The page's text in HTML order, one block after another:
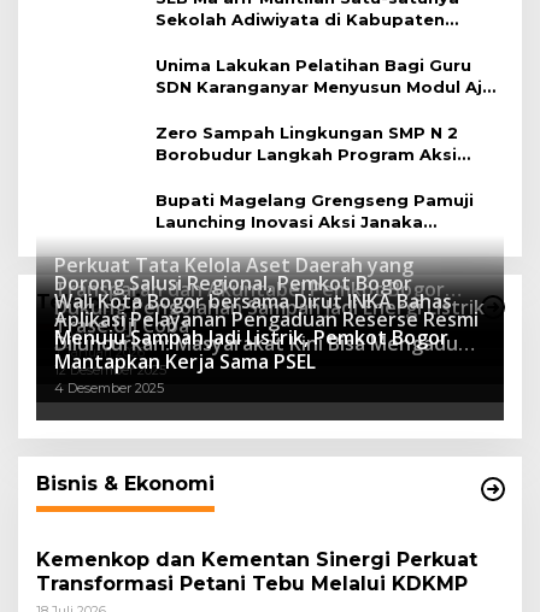
Sekolah Adiwiyata di Kabupaten
Unima Lakukan Pelatihan Bagi Guru
SDN Karanganyar Menyusun Modul Ajar
Zero Sampah Lingkungan SMP N 2
Borobudur Langkah Program Aksi
Bupati Magelang Grengseng Pamuji
Launching Inovasi Aksi Janaka
Program Sekolah Adiwiyata
Teknologi
Perkuat Tata Kelola Aset Daerah yang
Transparan dan Akuntabel Pemkot Bogor
Luncurkan SIMASDA
8 Juli 2026
Dorong Salusi Regional, Pemkot Bogor
Dukung Pengolahan Sampah Jadi Energi Listrik
8 April 2026
Wali Kota Bogor bersama Dirut INKA Bahas
Trase Uji Coba
7 Januari 2026
Aplikasi Pelayanan Pengaduan Reserse Resmi
Diluncurkan: Masyarakat Kini Bisa Mengadu
Lebih Cepat, Mudah, dan Terintegrasi
12 Desember 2025
Menuju Sampah Jadi Listrik, Pemkot Bogor
Mantapkan Kerja Sama PSEL
4 Desember 2025
Bisnis & Ekonomi
Kemenkop dan Kementan Sinergi Perkuat
Transformasi Petani Tebu Melalui KDKMP